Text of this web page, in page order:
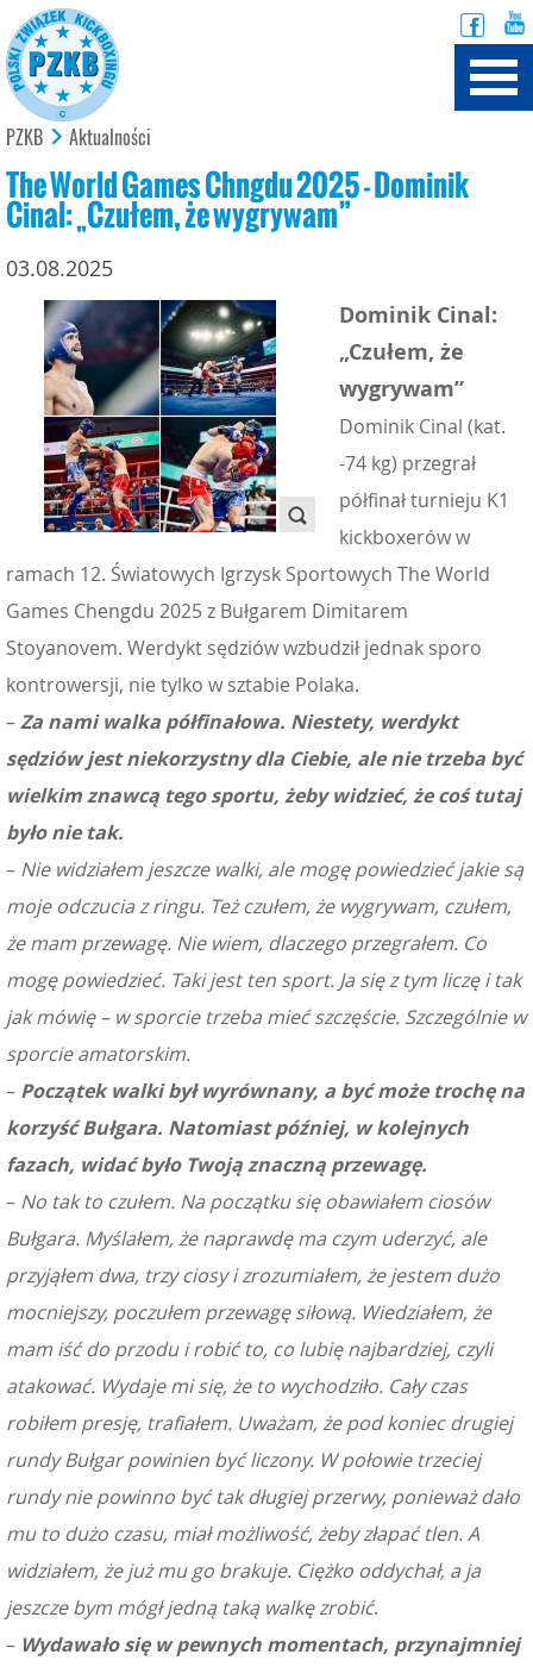
PZKB Aktualności
The World Games Chngdu 2025 - Dominik
Cinal: „Czułem, że wygrywam”
03.08.2025
Dominik Cinal:
„Czułem, że
wygrywam”
Dominik Cinal (kat.
-74 kg) przegrał
półfinał turnieju K1
kickboxerów w
ramach 12. Światowych Igrzysk Sportowych The World
Games Chengdu 2025 z Bułgarem Dimitarem
Stoyanovem. Werdykt sędziów wzbudził jednak sporo
kontrowersji, nie tylko w sztabie Polaka.
–Za nami walka półfinałowa. Niestety, werdykt
sędziów jest niekorzystny dla Ciebie, ale nie trzeba być
wielkim znawcą tego sportu, żeby widzieć, że coś tutaj
było nie tak.
– Nie widziałem jeszcze walki, ale mogę powiedzieć jakie są
moje odczucia z ringu. Też czułem, że wygrywam, czułem,
że mam przewagę. Nie wiem, dlaczego przegrałem. Co
mogę powiedzieć. Taki jest ten sport. Ja się z tym liczę i tak
jak mówię – w sporcie trzeba mieć szczęście. Szczególnie w
sporcie amatorskim.
– Początek walki był wyrównany, a być może trochę na
korzyść Bułgara. Natomiast później, w kolejnych
fazach, widać było Twoją znaczną przewagę.
– No tak to czułem. Na początku się obawiałem ciosów
Bułgara. Myślałem, że naprawdę ma czym uderzyć, ale
przyjąłem dwa, trzy ciosy i zrozumiałem, że jestem dużo
mocniejszy, poczułem przewagę siłową. Wiedziałem, że
mam iść do przodu i robić to, co lubię najbardziej, czyli
atakować. Wydaje mi się, że to wychodziło. Cały czas
robiłem presję, trafiałem. Uważam, że pod koniec drugiej
rundy Bułgar powinien być liczony. W połowie trzeciej
rundy nie powinno być tak długiej przerwy, ponieważ dało
mu to dużo czasu, miał możliwość, żeby złapać tlen. A
widziałem, że już mu go brakuje. Ciężko oddychał, a ja
jeszcze bym mógł jedną taką walkę zrobić.
– Wydawało się w pewnych momentach, przynajmniej